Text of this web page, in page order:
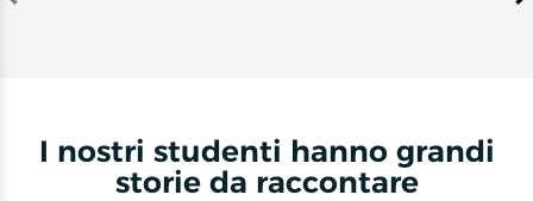
I nostri studenti hanno grandi
storie da raccontare